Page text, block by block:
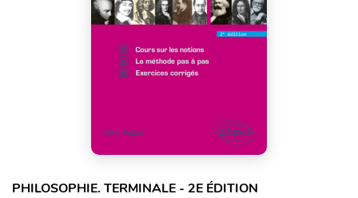
PHILOSOPHIE. TERMINALE - 2E ÉDITION